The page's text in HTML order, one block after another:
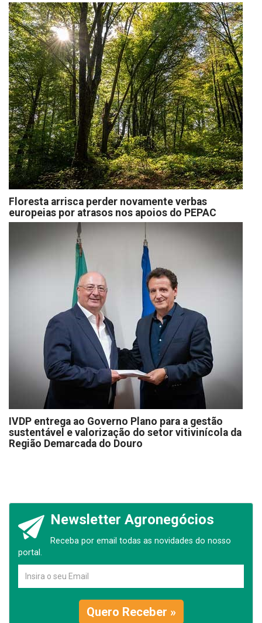
Floresta arrisca perder novamente verbas
europeias por atrasos nos apoios do PEPAC
IVDP entrega ao Governo Plano para a gestão
sustentável e valorização do setor vitivinícola da
Região Demarcada do Douro
Newsletter Agronegócios
Receba por email todas as novidades do nosso
portal.
Quero Receber »